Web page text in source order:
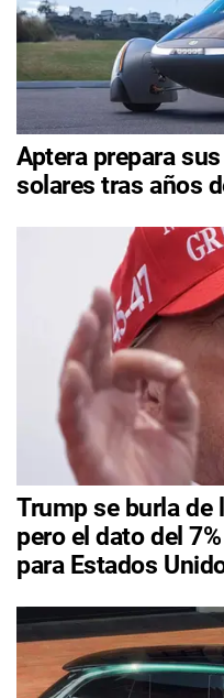
Aptera prepara
solares tras años
Trump se burla de
pero el dato del
para Estados